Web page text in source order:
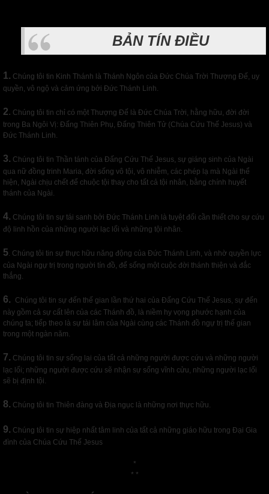
BẢN TÍN ĐIỀU
1. Chúng tôi tin Kinh Thánh là Thánh Ngôn của Đức Chúa Trời Thượng Đế, uy
quyền, vô ngộ và cảm ứng bởi Đức Thánh Linh.
2. Chúng tôi tin chỉ có một Thượng Đế là Đức Chúa Trời, hằng hữu, đời đời
trong Ba Ngôi Vị: Đấng Thiên Phụ, Đấng Thiên Tử (Chúa Cứu Thế Jesus) và
Đức Thánh Linh.
3. Chúng tôi tin Thần tánh của Đấng Cứu Thế Jesus, sự giáng sinh của Ngài
qua nữ đồng trinh Maria, đời sống vô tội, vô nhiễm, các phép lạ mà Ngài thể
hiện, Ngài chịu chết để chuộc tội thay cho tất cả tội nhân, bằng chính huyết
thánh của Ngài.
4. Chúng tôi tin sự tái sanh bởi Đức Thánh Linh là tuyệt đối cần thiết cho sự cứu
độ linh hồn của những người lạc lối và những tội nhân.
5. Chúng tôi tin sự thực hữu năng động của Đức Thánh Linh, và nhờ quyền lực
của Ngài ngự trị trong người tín đồ, để sống một cuộc đời thánh thiện và đắc
thắng.
6.
Chúng tôi tin sự đến thế gian lần thứ hai của Đấng Cứu Thế Jesus, sự đến
này gồm cả sự cất lên của các Thánh đồ, là niềm hy vọng phước hạnh của
chúng ta; tiếp theo là sự tái lâm của Ngài cùng các Thánh đồ ngự trị thế gian
trong một ngàn năm.
7. Chúng tôi tin sự sống lại của tất cả những người được cứu và những người
lạc lối; những người được cứu sẽ nhận sự sống vĩnh cửu, những người lạc lối
sẽ bị định tội.
8. Chúng tôi tin Thiên đàng và Địa ngục là những nơi thực hữu.
9. Chúng tôi tin sự hiệp nhất tâm linh của tất cả những giáo hữu trong Đại Gia
đình của Chúa Cứu Thế Jesus
*
* *